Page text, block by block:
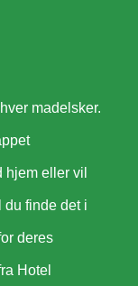
madelsker.
eller vil
du finde det i
deres
Hotel